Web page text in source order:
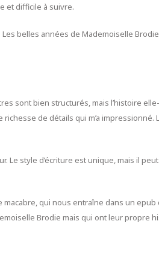
et difficile à suivre.
belles années de Mademoiselle
sont bien structurés, mais l’histoire
de détails qui m’a impressionné.
style d’écriture est unique, mais il
qui nous entraîne dans un epub
Brodie mais qui ont leur propre